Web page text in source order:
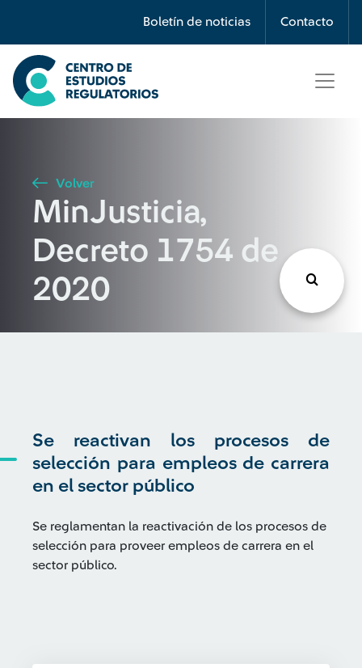
Boletín de noticias Contacto
Búsqueda
Seleccione país
Buscar
Volver
MinJusticia,
Decreto 1754 de
2020
Se reactivan los procesos de
selección para empleos de carrera
en el sector público
Se reglamentan la reactivación de los procesos de
selección para proveer empleos de carrera en el
sector público.